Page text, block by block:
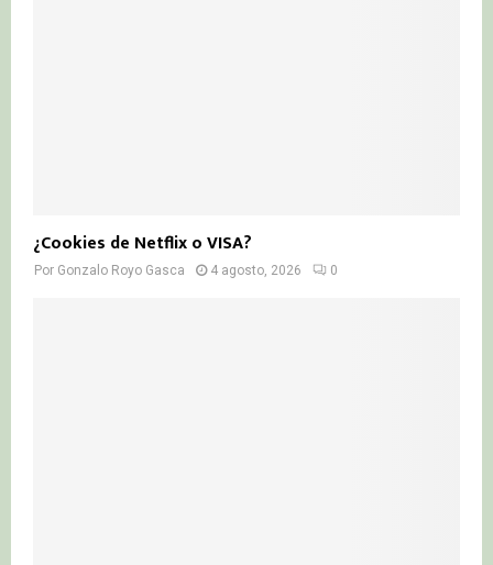
¿Cookies de Netflix o VISA?
Por Gonzalo Royo Gasca 4 agosto, 2026 0